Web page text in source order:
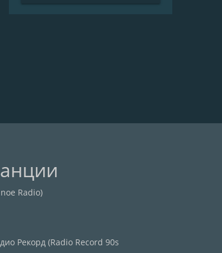
Radio)
Рекорд (Radio Record 90s